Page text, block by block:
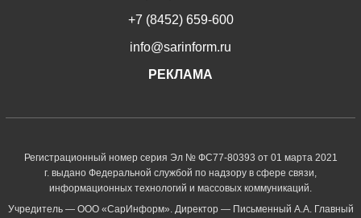
+7 (8452) 659-600
info@sarinform.ru
РЕКЛАМА
Регистрационный номер серия Эл № ФС77-80393 от 01 марта 2021
г. выдано Федеральной службой по надзору в сфере связи,
информационных технологий и массовых коммуникаций.
Учредитель — ООО «СарИнформ». Директор — Письменный А.А. Главный